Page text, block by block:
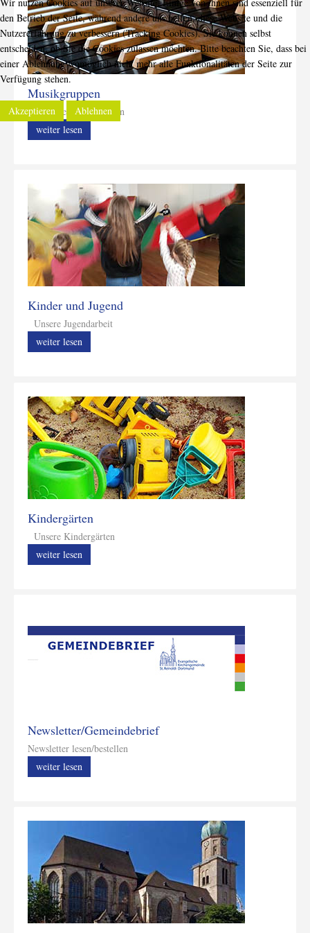
Musikgruppen
Mitmachen und Zuhören
weiter lesen
Kinder und Jugend
Unsere Jugendarbeit
weiter lesen
Kindergärten
Unsere Kindergärten
weiter lesen
Newsletter/Gemeindebrief
Newsletter lesen/bestellen
weiter lesen
den Betrieb der Seite, während andere uns helfen, diese Website und die
Nutzererfahrung zu verbessern (Tracking Cookies). Sie können selbst
entscheiden, ob Sie die Cookies zulassen möchten. Bitte beachten Sie, dass bei
einer Ablehnung womöglich nicht mehr alle Funktionalitäten der Seite zur
Verfügung stehen.
Akzeptieren Ablehnen